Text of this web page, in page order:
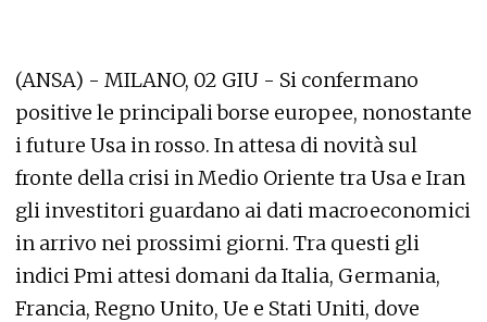
(ANSA) - MILANO, 02 GIU - Si confermano
positive le principali borse europee, nonostante
i future Usa in rosso. In attesa di novità sul
fronte della crisi in Medio Oriente tra Usa e Iran
gli investitori guardano ai dati macroeconomici
in arrivo nei prossimi giorni. Tra questi gli
indici Pmi attesi domani da Italia, Germania,
Francia, Regno Unito, Ue e Stati Uniti, dove